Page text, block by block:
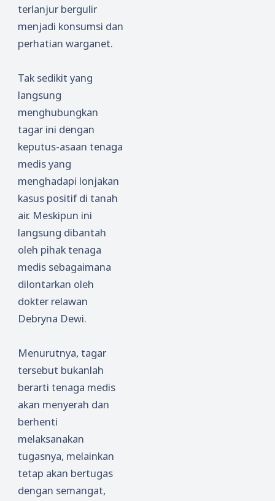
terlanjur bergulir
menjadi konsumsi dan
perhatian warganet.
Tak sedikit yang
langsung
menghubungkan
tagar ini dengan
keputus-asaan tenaga
medis yang
menghadapi lonjakan
kasus positif di tanah
air. Meskipun ini
langsung dibantah
oleh pihak tenaga
medis sebagaimana
dilontarkan oleh
dokter relawan
Debryna Dewi.
Menurutnya, tagar
tersebut bukanlah
berarti tenaga medis
akan menyerah dan
berhenti
melaksanakan
tugasnya, melainkan
tetap akan bertugas
dengan semangat,